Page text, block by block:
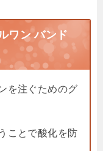
ワン バンド
を注ぐためのグ
ことで酸化を防